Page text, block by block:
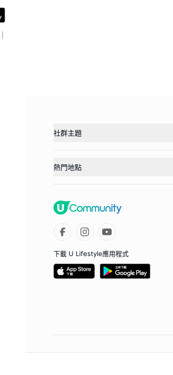
社群主題
熱門地點
下載 U Lifestyle應用程式